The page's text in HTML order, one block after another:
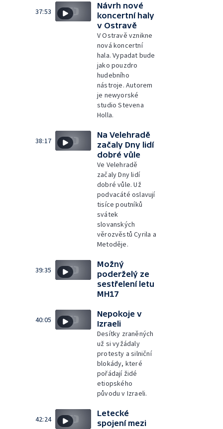
37:53
Návrh nové
koncertní haly
v Ostravě
V Ostravě vznikne
nová koncertní
hala. Vypadat bude
jako pouzdro
hudebního
nástroje. Autorem
je newyorské
studio Stevena
Holla.
38:17
Na Velehradě
začaly Dny lidí
dobré vůle
Ve Velehradě
začaly Dny lidí
dobré vůle. Už
podvacáté oslavují
tisíce poutníků
svátek
slovanských
věrozvěstů Cyrila a
Metoděje.
39:35
Možný
poderželý ze
sestřelení letu
MH17
40:05
Nepokoje v
Izraeli
Desítky zraněných
už si vyžádaly
protesty a silniční
blokády, které
pořádají židé
etiopského
původu v Izraeli.
42:24
Letecké
spojení mezi